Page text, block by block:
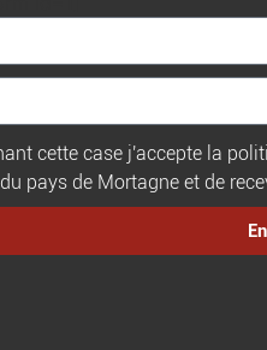
cette case j'accepte la
pays de Mortagne et de